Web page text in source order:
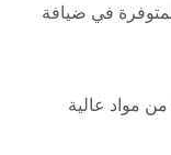
في ضيافة
مواد عالية